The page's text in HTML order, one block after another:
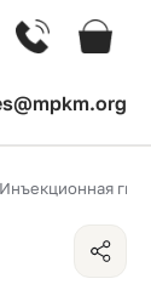
Инъекционная